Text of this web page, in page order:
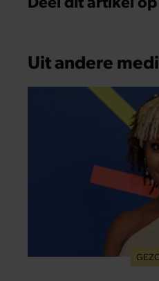
Uit andere